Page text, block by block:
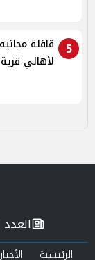
5
لأهالي
الرئيسية الأخبار